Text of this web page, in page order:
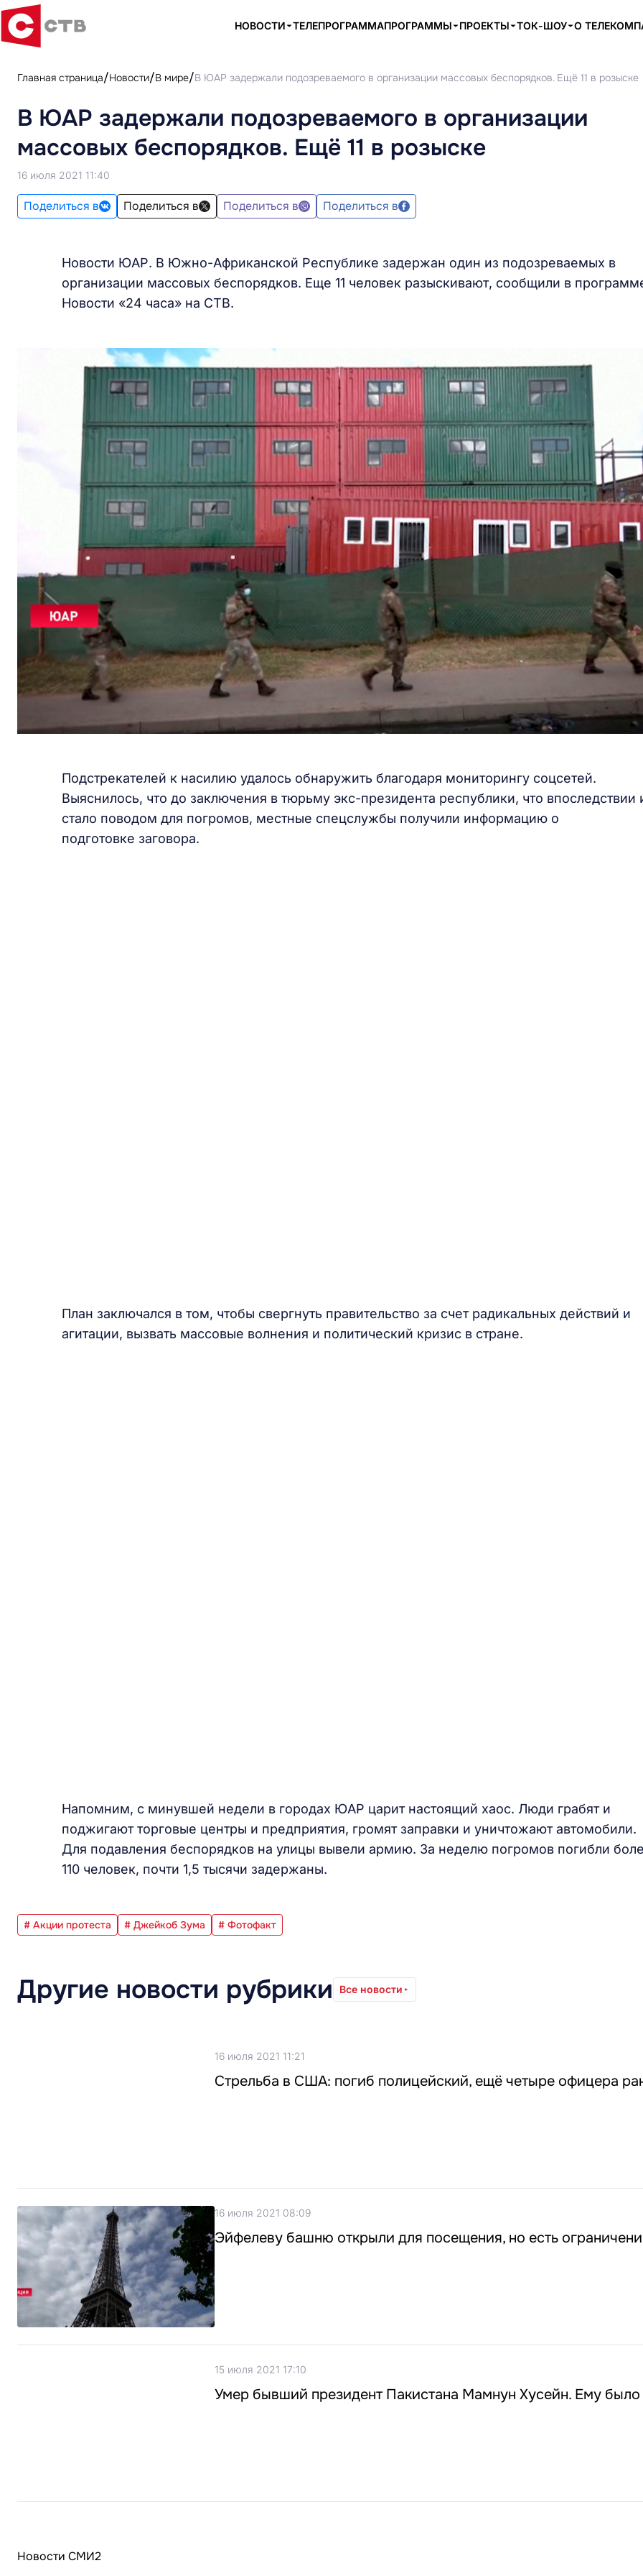
НОВОСТИ ТЕЛЕПРОГРАММАПРОГРАММЫ ПРОЕКТЫ ТОК-ШОУ О
Главная страница Новости В мире В ЮАР задержали подозреваемого в организации массовых беспорядков. Ещё 11 в розыске
В ЮАР задержали подозреваемого в организации
массовых беспорядков. Ещё 11 в розыске
16 июля 2021 11:40
Поделиться в Поделиться в Поделиться в Поделиться в
Новости ЮАР. В Южно-Африканской Республике задержан один из подозреваемых в
организации массовых беспорядков. Еще 11 человек разыскивают, сообщили в
Новости «24 часа» на СТВ.
Подстрекателей к насилию удалось обнаружить благодаря мониторингу соцсетей.
Выяснилось, что до заключения в тюрьму экс-президента республики, что впоследствии
стало поводом для погромов, местные спецслужбы получили информацию о
подготовке заговора.
План заключался в том, чтобы свергнуть правительство за счет радикальных действий и
агитации, вызвать массовые волнения и политический кризис в стране.
Напомним, с минувшей недели в городах ЮАР царит настоящий хаос. Люди грабят и
поджигают торговые центры и предприятия, громят заправки и уничтожают автомобили.
Для подавления беспорядков на улицы вывели армию. За неделю погромов погибли
110 человек, почти 1,5 тысячи задержаны.
# Акции протеста # Джейкоб Зума # Фотофакт
Другие новости рубрики Все новости
16 июля 2021 11:21
Стрельба в США: погиб полицейский, ещё четыре офицера
16 июля 2021 08:09
Эйфелеву башню открыли для посещения, но есть
15 июля 2021 17:10
Умер бывший президент Пакистана Мамнун Хусейн. Ему было
Новости СМИ2